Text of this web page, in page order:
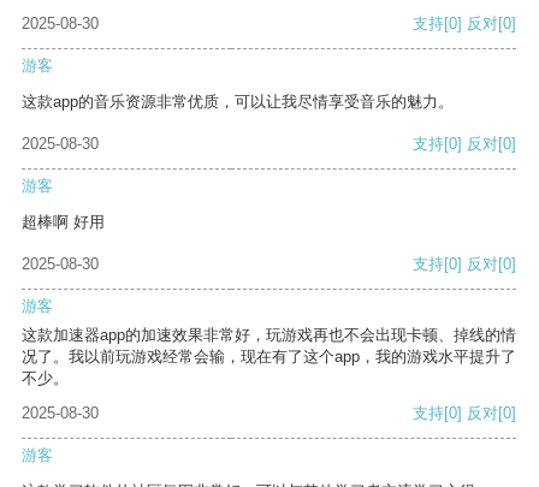
2025-08-30
支持[0] 反对[0]
游客
这款app的音乐资源非常优质，可以让我尽情享受音乐的魅力。
2025-08-30 支持[0] 反对[0]
游客
超棒啊 好用
2025-08-30 支持[0] 反对[0]
游客
这款加速器app的加速效果非常好，玩游戏再也不会出现卡顿、掉线的情
况了。我以前玩游戏经常会输，现在有了这个app，我的游戏水平提升了
不少。
2025-08-30
支持[0] 反对[0]
游客